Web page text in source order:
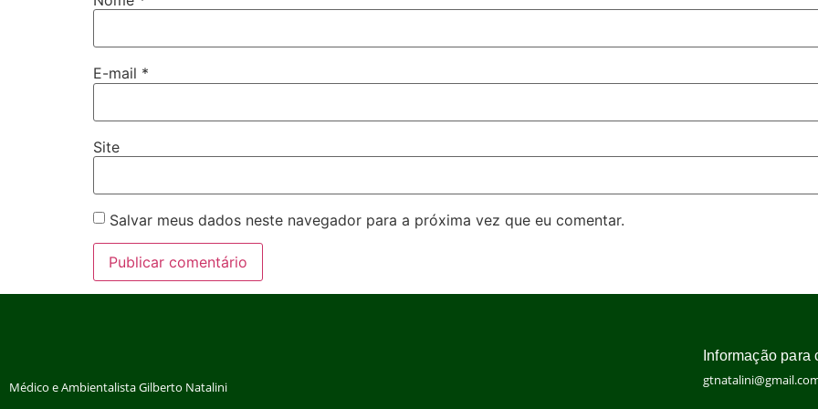
E-mail *
Site
Salvar meus dados neste navegador para a próxima vez que eu comentar.
Médico e Ambientalista Gilberto Natalini
Informação para